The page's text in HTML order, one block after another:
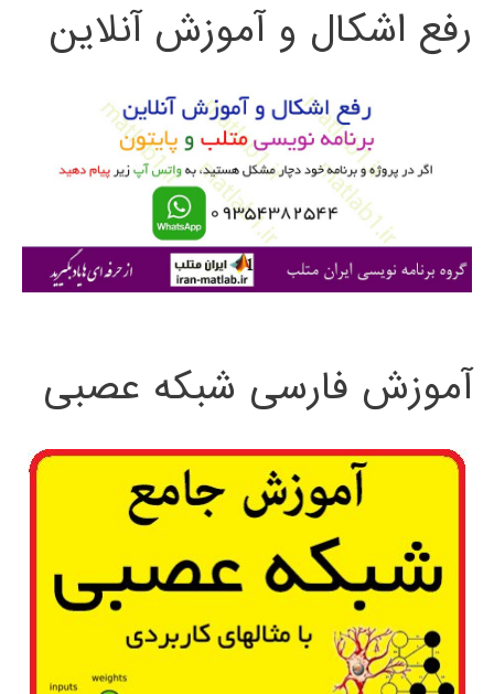
ج
ی
رفع اشکال و آموزش آنلاین
آموزش فارسی شبکه عصبی